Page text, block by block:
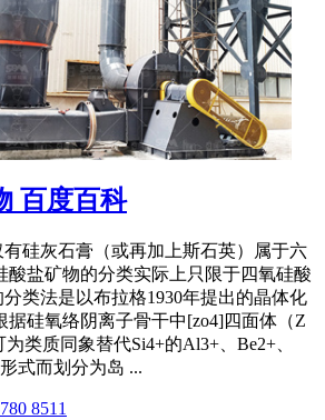
百度百科
硅灰石膏（或再加上斯石英）属于六
酸盐矿物的分类实际上只限于四氧硅酸
类法是以布拉格1930年提出的晶体化
据硅氧络阴离子骨干中[zo4]四面体（Z
类质同象替代Si4+的Al3+、Be2+、
式而划分为岛 ...
8511